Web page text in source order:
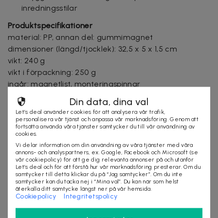
inredningsstilar
Produktspecifikationer
material: PP, annan del: gummimagnet
dimensioner (längd/tjocklek): 32,5 x 5 x 1,5 cm
vikt: 240 g
vikt i förpackning: 250 g
ingår: magnetlist, monteringspinnar
Varningar: montera på stabil yta; använd endast för
metallföremål; var försiktig vid hantering av vassa
verktyg; placera utom räckhåll för barn.
Säljes av
Nordic Online Sales AB
Organisationsnummer:559098-7318
Din data, dina val
Let’s deal använder cookies för att analysera vår trafik,
personalisera vår tjänst och anpassa vår marknadsföring. Genom att
fortsätta använda våra tjänster samtycker du till vår användning av
cookies.
Vi delar information om din användning av våra tjänster med våra
annons- och analyspartners, ex. Google, Facebook och Microsoft (se
vår cookiepolicy) för att ge dig relevanta annonser på och utanför
Let’s deal och för att förstå hur vår marknadsföring presterar. Om du
samtycker till detta klickar du på “Jag samtycker”. Om du inte
samtycker kan du tacka nej i “Mina val”. Du kan när som helst
återkalla ditt samtycke längst ner på vår hemsida.
Cookiepolicy Integritetspolicy